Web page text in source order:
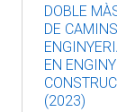
DOBLE
DE
EN
(2023)